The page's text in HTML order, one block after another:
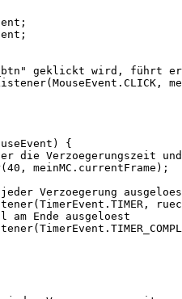
geklickt wird, führt
{